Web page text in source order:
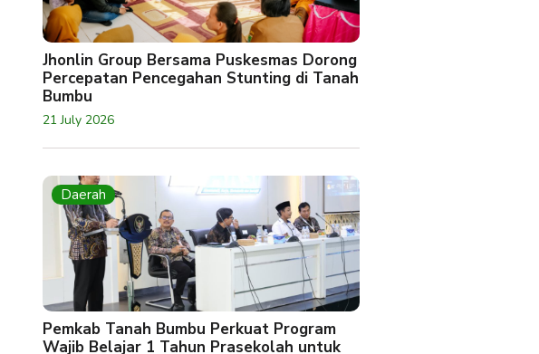
Jhonlin Group Bersama Puskesmas Dorong
Percepatan Pencegahan Stunting di Tanah
Bumbu
21 July 2026
Daerah
Pemkab Tanah Bumbu Perkuat Program
Wajib Belajar 1 Tahun Prasekolah untuk